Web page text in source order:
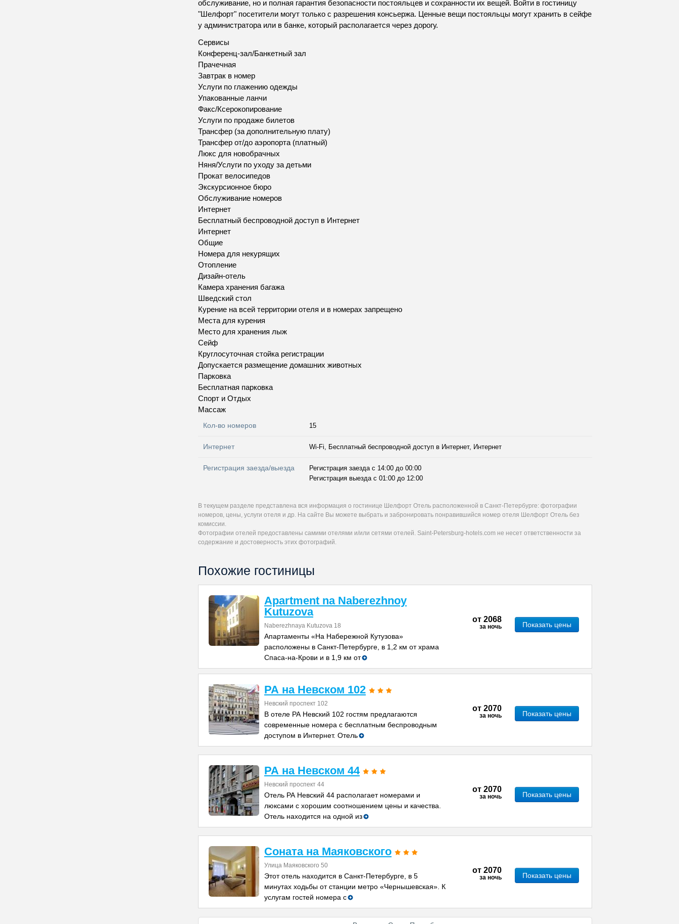
обслуживание, но и полная гарантия безопасности постояльцев и сохранности их вещей. Войти в гостиницу
"Шелфорт" посетители могут только с разрешения консьержа. Ценные вещи постояльцы могут хранить в сейфе
у администратора или в банке, который располагается через дорогу.
Сервисы
Конференц-зал/Банкетный зал
Прачечная
Завтрак в номер
Услуги по глажению одежды
Упакованные ланчи
Факс/Ксерокопирование
Услуги по продаже билетов
Трансфер (за дополнительную плату)
Трансфер от/до аэропорта (платный)
Люкс для новобрачных
Няня/Услуги по уходу за детьми
Прокат велосипедов
Экскурсионное бюро
Обслуживание номеров
Интернет
Бесплатный беспроводной доступ в Интернет
Интернет
Общие
Номера для некурящих
Отопление
Дизайн-отель
Камера хранения багажа
Шведский стол
Курение на всей территории отеля и в номерах запрещено
Места для курения
Место для хранения лыж
Сейф
Круглосуточная стойка регистрации
Допускается размещение домашних животных
Парковка
Бесплатная парковка
Спорт и Отдых
Массаж
Кол-во номеров 15
Интернет Wi-Fi, Бесплатный беспроводной доступ в Интернет, Интернет
Регистрация заезда/выезда
Регистрация заезда с 14:00 до 00:00
Регистрация выезда с 01:00 до 12:00
В текущем разделе представлена вся информация о гостинице Шелфорт Отель расположенной в Санкт-Петербурге: фотографии
номеров, цены, услуги отеля и др. На сайте Вы можете выбрать и забронировать понравившийся номер отеля Шелфорт Отель без
комиссии.
Фотографии отелей предоставлены самими отелями и/или сетями отелей. Saint-Petersburg-hotels.com не несет ответственности за
содержание и достоверность этих фотографий.
Похожие гостиницы
Apartment na Naberezhnoy
Kutuzova
Naberezhnaya Kutuzova 18
Апартаменты «На Набережной Кутузова»
расположены в Санкт-Петербурге, в 1,2 км от храма
Спаса-на-Крови и в 1,9 км от
от 2068
за ночь Показать цены
РА на Невском 102
Невский проспект 102
В отеле РА Невский 102 гостям предлагаются
современные номера с бесплатным беспроводным
доступом в Интернет. Отель
от 2070
за ночь Показать цены
РА на Невском 44
Невский проспект 44
Отель РА Невский 44 располагает номерами и
люксами с хорошим соотношением цены и качества.
Отель находится на одной из
от 2070
за ночь Показать цены
Соната на Маяковского
Улица Маяковского 50
Этот отель находится в Санкт-Петербурге, в 5
минутах ходьбы от станции метро «Чернышевская». К
услугам гостей номера с
от 2070
за ночь Показать цены